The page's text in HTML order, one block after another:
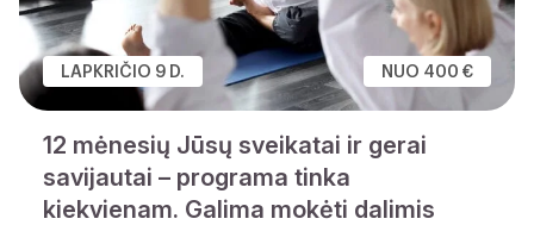
LAPKRIČIO 9 D. NUO 400 €
12 mėnesių Jūsų sveikatai ir gerai
savijautai – programa tinka
kiekvienam. Galima mokėti dalimis